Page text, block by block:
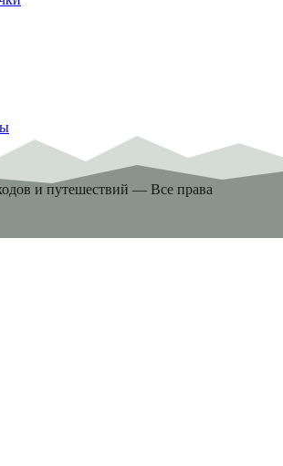
и путешествий — Все права